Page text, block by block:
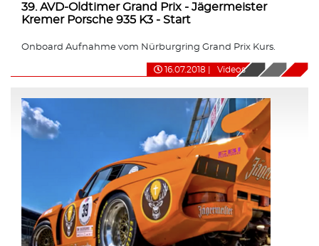
39. AVD-Oldtimer Grand Prix - Jägermeister
Kremer Porsche 935 K3 - Start
Onboard Aufnahme vom Nürburgring Grand Prix Kurs.
16.07.2018 Videos